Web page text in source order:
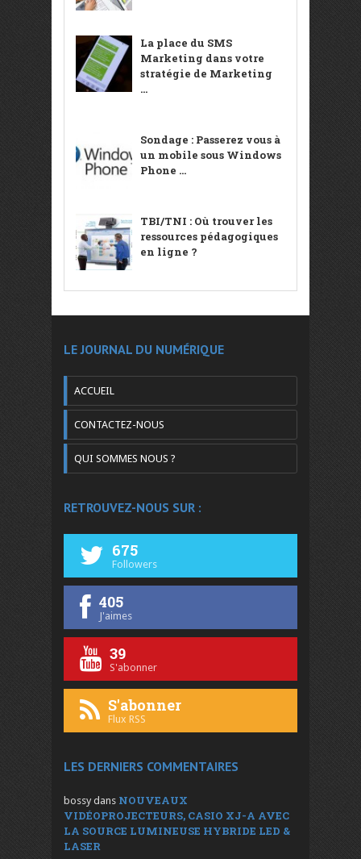
La place du SMS
Marketing dans votre
stratégie de Marketing
...
Sondage : Passerez vous à
un mobile sous Windows
Phone ...
TBI/TNI : Où trouver les
ressources pédagogiques
en ligne ?
LE JOURNAL DU NUMÉRIQUE
ACCUEIL
CONTACTEZ-NOUS
QUI SOMMES NOUS ?
RETROUVEZ-NOUS SUR :
675
Followers
405
J'aimes
39
S'abonner
S'abonner
Flux RSS
LES DERNIERS COMMENTAIRES
bossy dans NOUVEAUX
VIDÉOPROJECTEURS, CASIO XJ-A AVEC
LA SOURCE LUMINEUSE HYBRIDE LED &
LASER